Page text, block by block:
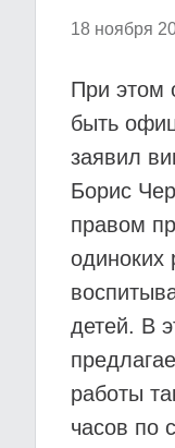
18 ноября
При этом
быть
заявил
Борис
правом
одиноких
детей. В
работы
часов по